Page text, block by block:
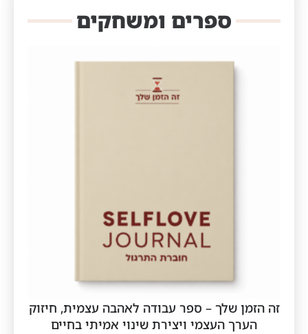
ספרים ומשחקים
זה הזמן שלך – ספר עבודה לאהבה עצמית, חיזוק
הערך העצמי ויצירת שינוי אמיתי בחיים